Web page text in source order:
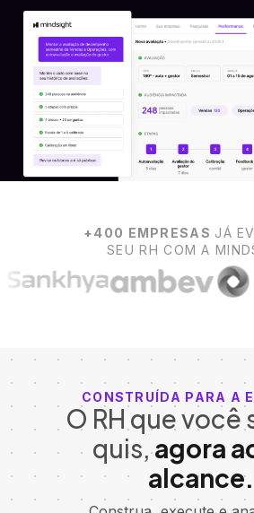
+400 EMPRESAS JÁ
SEU RH COM A
CONSTRUÍDA PARA A
O RH que você
quis,agora
alcance.